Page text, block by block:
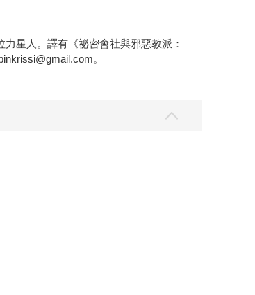
星人。譯有《祕密會社與邪惡教派：
。